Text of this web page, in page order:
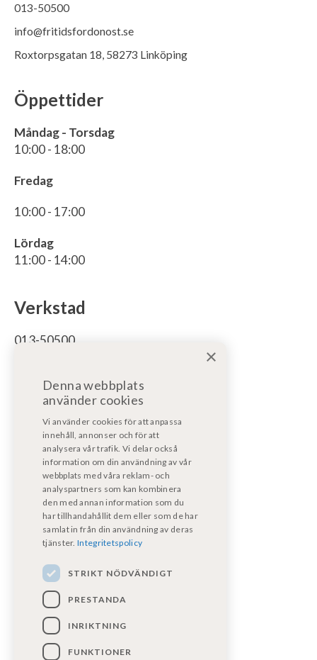
013-50500
info@fritidsfordonost.se
Roxtorpsgatan 18, 58273 Linköping
Öppettider
Måndag - Torsdag
10:00 - 18:00
Fredag
10:00 - 17:00
Lördag
11:00 - 14:00
Verkstad
013-50500
bodelsverkstad@fritidsfordonost.se
För motorservice/reparation:
motorverkstad@kpmf.nu
För garantiärenden:
bodelsverkstad@fritidsfordonost.se
Våra certifikat
×
Denna webbplats
använder cookies
Vi använder cookies för att anpassa
innehåll, annonser och för att
analysera vår trafik. Vi delar också
information om din användning av vår
webbplats med våra reklam- och
analyspartners som kan kombinera
den med annan information som du
har tillhandahållit dem eller som de har
samlat in från din användning av deras
tjänster. Integritetspolicy
STRIKT NÖDVÄNDIGT
PRESTANDA
INRIKTNING
FUNKTIONER